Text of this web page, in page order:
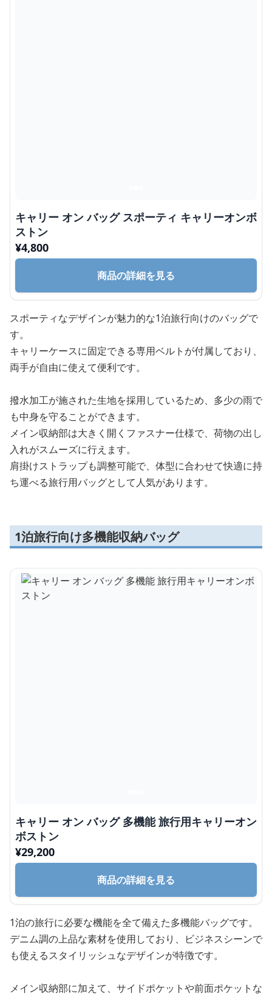
キャリー オン バッグ スポーティ キャリーオンボ
ストン
¥4,800
商品の詳細を見る
スポーティなデザインが魅力的な1泊旅行向けのバッグで
す。
キャリーケースに固定できる専用ベルトが付属しており、
両手が自由に使えて便利です。
撥水加工が施された生地を採用しているため、多少の雨で
も中身を守ることができます。
メイン収納部は大きく開くファスナー仕様で、荷物の出し
入れがスムーズに行えます。
肩掛けストラップも調整可能で、体型に合わせて快適に持
ち運べる旅行用バッグとして人気があります。
1泊旅行向け多機能収納バッグ
キャリー オン バッグ 多機能 旅行用キャリーオン
ボストン
¥29,200
商品の詳細を見る
1泊の旅行に必要な機能を全て備えた多機能バッグです。
デニム調の上品な素材を使用しており、ビジネスシーンで
も使えるスタイリッシュなデザインが特徴です。
メイン収納部に加えて、サイドポケットや前面ポケットな